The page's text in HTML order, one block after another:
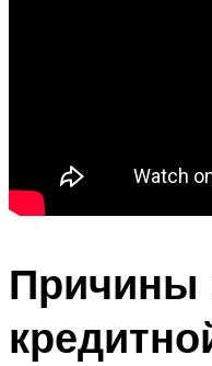
Причины